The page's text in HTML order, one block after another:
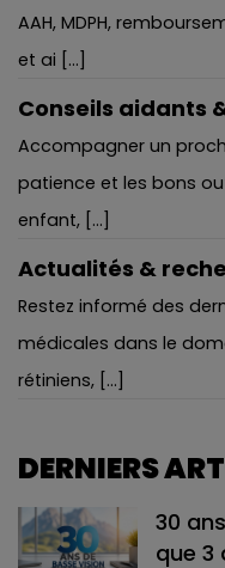
AAH, MDPH,
et ai [...]
Conseils aidants
Accompagner un
patience et les bons
enfant, [...]
Actualités &
Restez informé des
médicales dans le
rétiniens, [...]
DERNIERS
30
que 3